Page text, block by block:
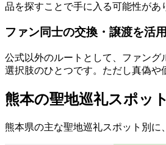
品を探すことで手に入る可能性があ
ファン同士の交換・譲渡を活
公式以外のルートとして、ファン
選択肢のひとつです。ただし真偽や
熊本の聖地巡礼スポッ
熊本県の主な聖地巡礼スポット別に